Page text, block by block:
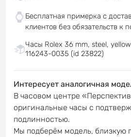
Бесплатная примерка с
клиентов без обязательств к
Часы Rolex 36 mm, steel,
116243-0035 (id 23822)
Интересует аналогичная
В часовом центре
оригинальные часы с
подлинностью.
Мы подберём модель, близкую